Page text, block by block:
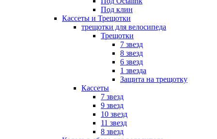
Под клин
Кассеты и Трещотки
трещотки для велосипеда
Трещотки
7 звезд
8 звезд
6 звезд
1 звезда
Защита на трещотку
Кассеты
7 звезд
9 звезд
10 звезд
11 звезд
8 звезд